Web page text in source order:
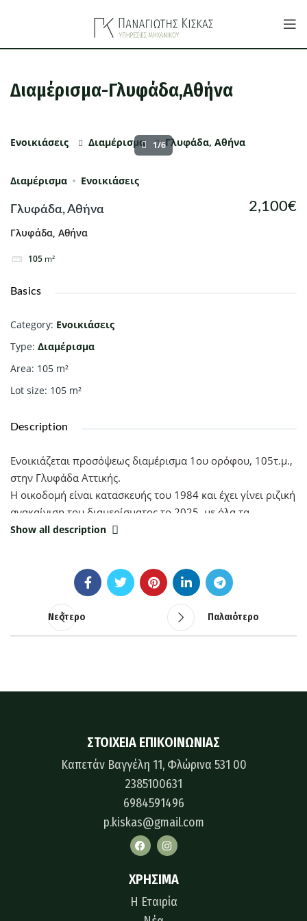
Διαμέρισμα-Γλυφάδα,Αθήνα
Ενοικιάσεις Διαμέρισμα Γλυφάδα, Αθήνα
1/6
Διαμέρισμα Ενοικιάσεις
Γλυφάδα, Αθήνα
Γλυφάδα, Αθήνα
105 m²
2,100€
Basics
Category: Ενοικιάσεις
Type: Διαμέρισμα
Area: 105 m²
Lot size: 105 m²
Description
Eνοικιάζεται προσόψεως διαμέρισμα 1ου ορόφου, 105τ.μ.,
στην Γλυφάδα Αττικής.
Η οικοδομή είναι κατασκευής του 1984 και έχει γίνει ριζική
ανακαίνιση του διαμερίσματος το 2025, με όλα τα
σύγχρονα συστήματα τεχνολογίας (master bedroom with
Αποτελείται από 2 υπνοδωμάτια , το ένα διαθέτει δικό του
μπάνιο, ενιαία σαλοκουζίνα με τραπεζαρία και ένα
επιπλέον μπάνιο.
τζάμια και σίτες.
Δυνατότητα τοποθέτησης και ηλεκτρικών συσκευών
Το διαμέρισμα είναι σχεδιασμένο με υψηλή αισθητική, σε
ήσυχη γειτονιά σε μικρή απόσταση από το κέντρο της
αγοράς και σε απόσταση 150μ. από το πάρκο του γκολφ.
Για περισσότερες πληροφορίες ή για ραντεβού, παρακαλώ
Show all description
Νεότερο Παλαιότερο
ΣΤΟΙΧΕΙΑ ΕΠΙΚΟΙΝΩΝΙΑΣ
Καπετάν Βαγγέλη 11, Φλώρινα 531 00
2385100631
6984591496
p.kiskas@gmail.com
ΧΡΗΣΙΜΑ
H Εταιρία